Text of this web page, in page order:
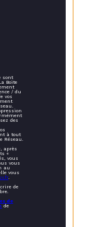
sont
Boite
/ du
vos
des
à tout
Réseau.
après
«
vous
vous
au
vous
.
de
de
de